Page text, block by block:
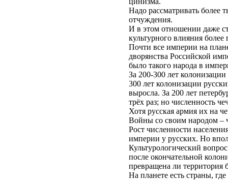
Надо рассматривать более
отчуждения.
И в этом отношении даже
культурного влияния более
Почти все империи на
дворянства Российской
было такого народа в
За 200-300 лет
300 лет колонизации
выросла. За 200 лет
трёх раз; но численность
Хотя русская армия их на
Войны со своим народом –
Рост численности
империи у русских. Но
Культурологический
после окончательной
превращена ли территория
На планете есть страны,